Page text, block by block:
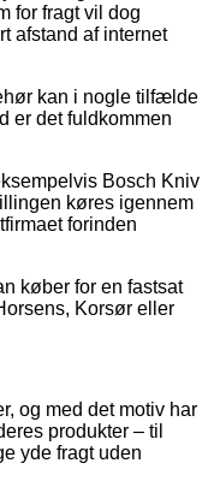
for fragt vil dog
afstand af internet
kan i nogle tilfælde
er det fuldkommen
Bosch Kniv
køres igennem
forinden
køber for en fastsat
Korsør eller
og med det motiv har
produkter – til
yde fragt uden